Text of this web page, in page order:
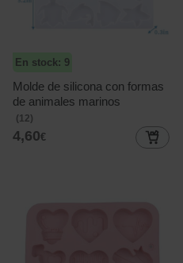
En stock: 9
Molde de silicona con formas
de animales marinos
(12)
4,60€